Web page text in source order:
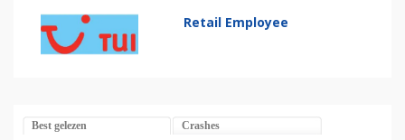
Retail Employee
Best gelezen Crashes